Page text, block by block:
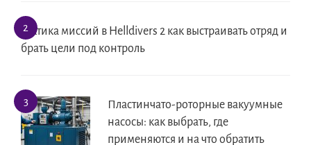
Тактика миссий в Helldivers 2 как выстраивать отряд и
брать цели под контроль
Пластинчато-роторные вакуумные
насосы: как выбрать, где
применяются и на что обратить